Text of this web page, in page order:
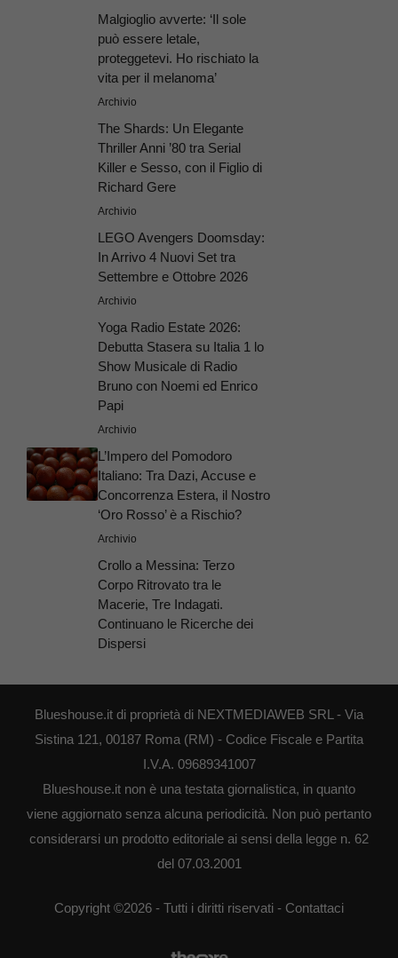
Malgioglio avverte: ‘Il sole
può essere letale,
proteggetevi. Ho rischiato la
vita per il melanoma’
Archivio
The Shards: Un Elegante
Thriller Anni ’80 tra Serial
Killer e Sesso, con il Figlio di
Richard Gere
Archivio
LEGO Avengers Doomsday:
In Arrivo 4 Nuovi Set tra
Settembre e Ottobre 2026
Archivio
Yoga Radio Estate 2026:
Debutta Stasera su Italia 1 lo
Show Musicale di Radio
Bruno con Noemi ed Enrico
Papi
Archivio
L’Impero del Pomodoro
Italiano: Tra Dazi, Accuse e
Concorrenza Estera, il Nostro
‘Oro Rosso’ è a Rischio?
Archivio
Crollo a Messina: Terzo
Corpo Ritrovato tra le
Macerie, Tre Indagati.
Continuano le Ricerche dei
Dispersi
Blueshouse.it di proprietà di NEXTMEDIAWEB SRL - Via
Sistina 121, 00187 Roma (RM) - Codice Fiscale e Partita
I.V.A. 09689341007
Blueshouse.it non è una testata giornalistica, in quanto
viene aggiornato senza alcuna periodicità. Non può pertanto
considerarsi un prodotto editoriale ai sensi della legge n. 62
del 07.03.2001
Copyright ©2026 - Tutti i diritti riservati - Contattaci